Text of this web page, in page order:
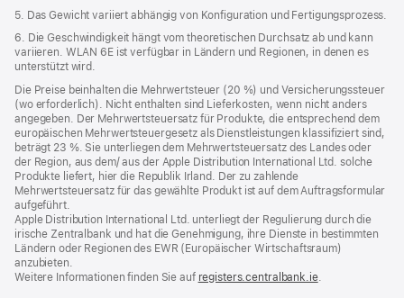
5. Das Gewicht variiert abhängig von Konfiguration und Fertigungsprozess.
6. Die Geschwindigkeit hängt vom theoretischen Durchsatz ab und kann
variieren. WLAN 6E ist verfügbar in Ländern und Regionen, in denen es
unterstützt wird.
Die Preise beinhalten die Mehrwertsteuer (20 %) und Versicherungssteuer
(wo erforderlich). Nicht enthalten sind Lieferkosten, wenn nicht anders
angegeben. Der Mehrwertsteuersatz für Produkte, die entsprechend dem
europäischen Mehrwertsteuergesetz als Dienstleistungen klassifiziert sind,
beträgt 23 %. Sie unterliegen dem Mehrwertsteuersatz des Landes oder
der Region, aus dem/ aus der Apple Distribution International Ltd. solche
Produkte liefert, hier die Republik Irland. Der zu zahlende
Mehrwertsteuersatz für das gewählte Produkt ist auf dem Auftragsformular
aufgeführt.
Apple Distribution International Ltd. unterliegt der Regulierung durch die
irische Zentralbank und hat die Genehmigung, ihre Dienste in bestimmten
Ländern oder Regionen des EWR (Europäischer Wirtschaftsraum)
anzubieten.
Weitere Informationen finden Sie auf registers.centralbank.ie(Öffnet
.